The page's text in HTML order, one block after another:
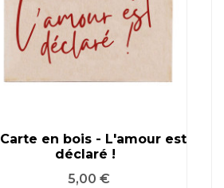
Carte en bois - L'amour est
déclaré !
Prix
5,00 €
VOIR LE PRODUIT